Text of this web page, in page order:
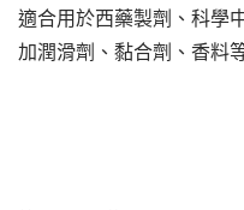
適合用於西藥製劑、科學
加潤滑劑、黏合劑、香料